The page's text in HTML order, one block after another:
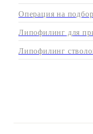
Операция на
Липофилинг для
Липофилинг